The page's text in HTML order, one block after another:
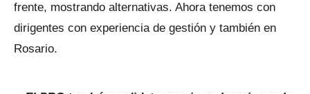
frente, mostrando alternativas. Ahora tenemos con
dirigentes con experiencia de gestión y también en
Rosario.